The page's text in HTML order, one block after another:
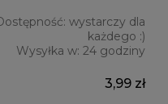
wystarczy dla
każdego :)
Wysyłka w: 24 godziny
3,99 zł